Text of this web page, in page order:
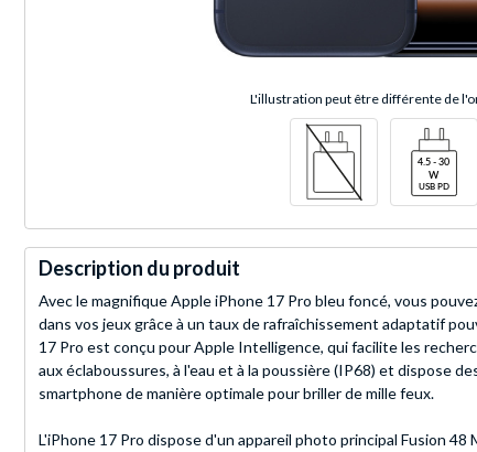
L'illustration peut être différente de
Description du produit
Avec le magnifique Apple iPhone 17 Pro bleu foncé, vous
dans vos jeux grâce à un taux de rafraîchissement adaptatif
17 Pro est conçu pour Apple Intelligence, qui facilite les
aux éclaboussures, à l'eau et à la poussière (IP68) et dispose
smartphone de manière optimale pour briller de mille feux.
L'iPhone 17 Pro dispose d'un appareil photo principal Fusion